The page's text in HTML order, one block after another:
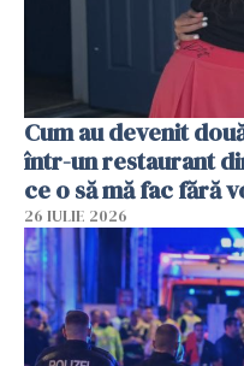
Cum au devenit
într-un restaurant
ce o să mă fac fără
26 IULIE 2026